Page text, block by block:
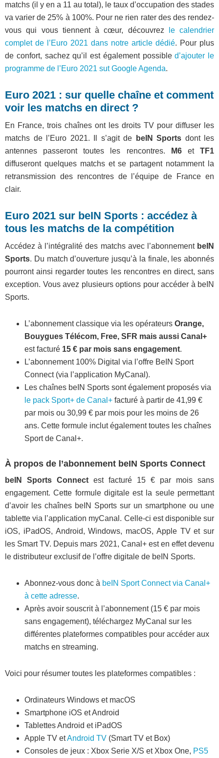
matchs (il y en a 11 au total), le taux d’occupation des stades
va varier de 25% à 100%. Pour ne rien rater des des rendez-
vous qui vous tiennent à cœur, découvrez
le calendrier
complet de l’Euro 2021 dans notre article dédié. Pour plus
de confort, sachez qu’il est également possibled’ajouter le
programme de l’Euro 2021 sut Google Agenda.
Euro 2021 : sur quelle chaîne et comment
voir les matchs en direct ?
En France, trois chaînes ont les droits TV pour diffuser les
matchs de l’Euro 2021. Il s’agit de
beIN Sports dont les
antennes passeront toutes les rencontres.
M6etTF1
diffuseront quelques matchs et se partagent notamment la
retransmission des rencontres de l’équipe de France en
clair.
Euro 2021 sur beIN Sports : accédez à
tous les matchs de la compétition
Accédez à l’intégralité des matchs avec l’abonnement beIN
Sports. Du match d’ouverture jusqu’à la finale, les abonnés
pourront ainsi regarder toutes les rencontres en direct, sans
exception. Vous avez plusieurs options pour accéder à beIN
Sports.
L’abonnement classique via les opérateurs Orange,
Bouygues Télécom, Free, SFR mais aussi Canal+
est facturé 15 € par mois sans engagement.
L’abonnement 100% Digital via l’offre BeIN Sport
Connect (via l’application MyCanal).
Les chaînes beIN Sports sont également proposés via
le pack Sport+ de Canal+ facturé à partir de 41,99 €
par mois ou 30,99 € par mois pour les moins de 26
ans. Cette formule inclut également toutes les chaînes
Sport de Canal+.
À propos de l’abonnement beIN Sports Connect
beIN Sports Connect est facturé 15 € par mois sans
engagement. Cette formule digitale est la seule permettant
d’avoir les chaînes beIN Sports sur un smartphone ou une
tablette via l’application myCanal. Celle-ci est disponible sur
iOS, iPadOS, Android, Windows, macOS, Apple TV et sur
les Smart TV. Depuis mars 2021, Canal+ est en effet devenu
le distributeur exclusif de l’offre digitale de beIN Sports.
Abonnez-vous donc à beIN Sport Connect via Canal+
à cette adresse.
Après avoir souscrit à l’abonnement (15 € par mois
sans engagement), téléchargez MyCanal sur les
différentes plateformes compatibles pour accéder aux
matchs en streaming.
Voici pour résumer toutes les plateformes compatibles :
Ordinateurs Windows et macOS
Smartphone iOS et Android
Tablettes Android et iPadOS
Apple TV etAndroid TV (Smart TV et Box)
Consoles de jeux : Xbox Serie X/S et Xbox One, PS5